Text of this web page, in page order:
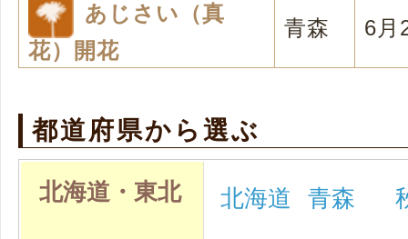
あじさい（真
花）開花
青森 6月
都道府県から選ぶ
北海道・東北 北海道 青森